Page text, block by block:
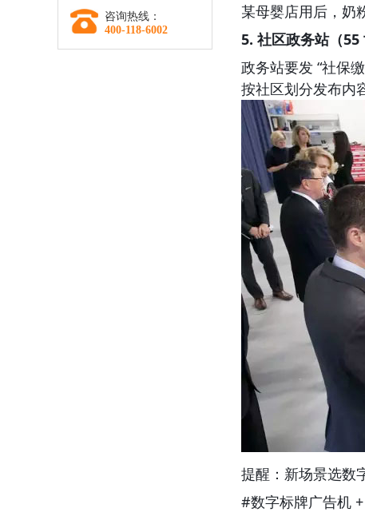
咨询热线：
400-118-6002
某母婴店用后，奶
5. 社区政务站（55
政务站要发 “社保
按社区划分发布内
提醒：新场景选数
#数字标牌广告机